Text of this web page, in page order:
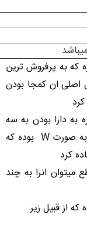
که به پرفروش ترین
اصلی ان کمجا بودن
به دارا بودن به سه
حالت نردبان هشتی نردبان به صورت U و به صورت W بوده که
کرد
میتوان انرا به چند
که از قبیل زیر